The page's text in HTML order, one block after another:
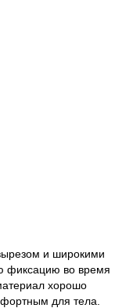
и широкими
фиксацию во время
хорошо
для тела.